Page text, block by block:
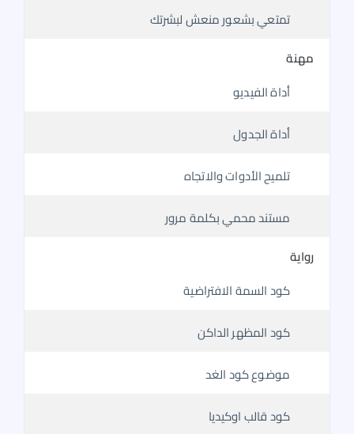
تمتعي بشعور منعش لبشرتك
مهنة
أداة الفيديو
أداة الجدول
تلميح الأدوات والاتجاه
مستند محمي بكلمة مرور
رواية
كود السمة الافتراضية
كود المظهر الداكن
موضوع كود الغد
كود قالب اوكيديا